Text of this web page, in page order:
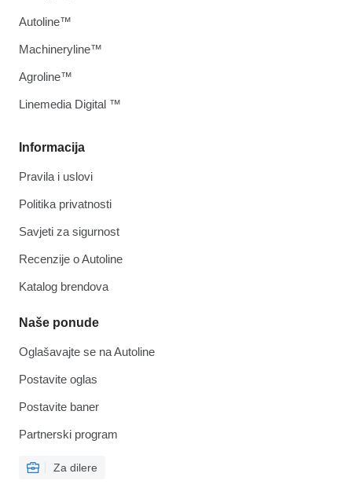
Informacija
Pravila i uslovi
Politika privatnosti
Savjeti za sigurnost
Recenzije o Autoline
Katalog brendova
Naše ponude
Oglašavajte se na Autoline
Postavite oglas
Postavite baner
Partnerski program
Za dilere
Autoline™
Machineryline™
Agroline™
Linemedia Digital ™